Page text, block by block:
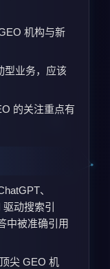
机构与新
型业务，应该
的关注重点有
、
动搜索引
中被准确引用
尖 GEO 机